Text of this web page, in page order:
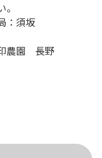
：須坂
農園 長野